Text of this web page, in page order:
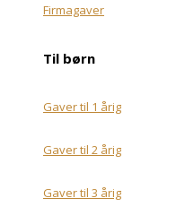
Firmagaver
Til børn
Gaver til 1 årig
Gaver til 2 årig
Gaver til 3 årig